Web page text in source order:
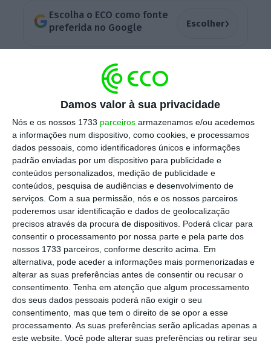
Damos valor à sua privacidade
Nós e os nossos 1733 parceiros armazenamos e/ou acedemos
a informações num dispositivo, como cookies, e processamos
dados pessoais, como identificadores únicos e informações
padrão enviadas por um dispositivo para publicidade e
conteúdos personalizados, medição de publicidade e
conteúdos, pesquisa de audiências e desenvolvimento de
serviços. Com a sua permissão, nós e os nossos parceiros
poderemos usar identificação e dados de geolocalização
precisos através da procura de dispositivos. Poderá clicar para
consentir o processamento por nossa parte e pela parte dos
nossos 1733 parceiros, conforme descrito acima. Em
alternativa, pode aceder a informações mais pormenorizadas e
alterar as suas preferências antes de consentir ou recusar o
consentimento. Tenha em atenção que algum processamento
dos seus dados pessoais poderá não exigir o seu
consentimento, mas que tem o direito de se opor a esse
processamento. As suas preferências serão aplicadas apenas a
este website. Você pode alterar suas preferências ou retirar seu
Escolha o ECO como fonte
preferida no Google
Escolher›
Os prazos de reembolso reduziram em
comparação com a campanha de 2021,
referente aos rendimentos de 2020:os
contribuintes que aderirem ao IRS automático,
com declaração pré-preenchida, serão
reembolsados em 12 dias, enquanto aqueles
que tiverem de fazer o IRS manual terão um
prazo de 19 dias para os reembolsos.
Medina promete manter a redução de IRS prevista
no Orçamento
Ler Mais
Tal como nos últimos anos,o prazo para
entrega do IRS termina a 30 de junho, quer
para trabalhadores dependentes quer